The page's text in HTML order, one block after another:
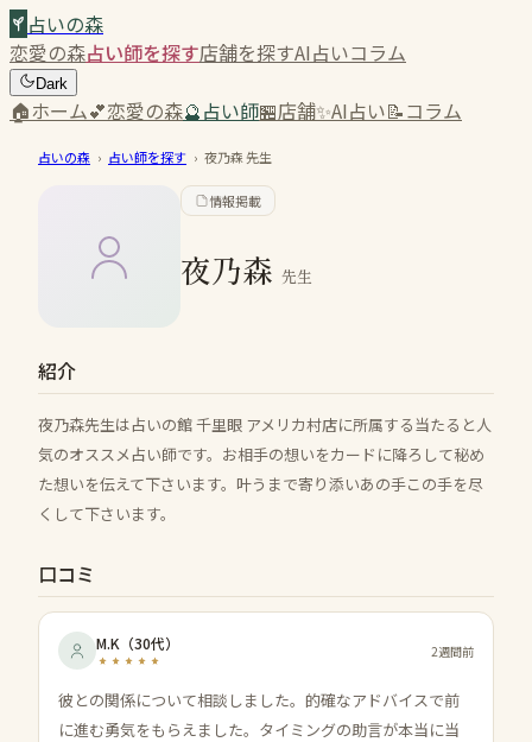
占いの森
恋愛の森占い師を探す店舗を探すAI占いコラム
Dark
🏠ホーム💕恋愛の森🔮占い師🏪店舗✨AI占い📝コラム
占いの森 › 占い師を探す › 夜乃森先生
情報掲載
夜乃森 先生
紹介
夜乃森先生は占いの館 千里眼 アメリカ村店に所属する当たると人
気のオススメ占い師です。お相手の想いをカードに降ろして秘め
た想いを伝えて下さいます。叶うまで寄り添いあの手この手を尽
くして下さいます。
口コミ
M.K （30代） 2週間前
彼との関係について相談しました。的確なアドバイスで前
に進む勇気をもらえました。タイミングの助言が本当に当